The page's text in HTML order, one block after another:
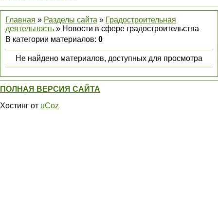
Главная » Разделы сайта » Градостроительная
деятельность » Новости в сфере градостроительства
В категории материалов: 0
Не найдено материалов, доступных для просмотра
ПОЛНАЯ ВЕРСИЯ САЙТА
Хостинг от uCoz